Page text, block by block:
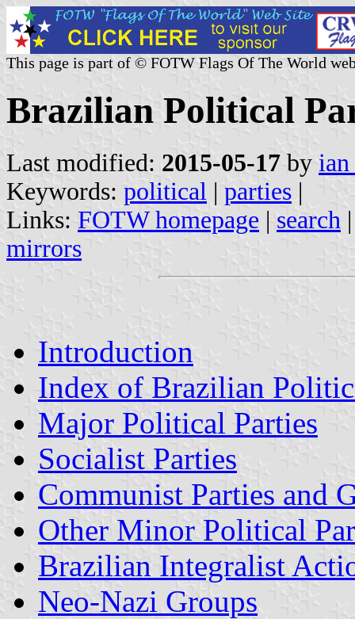
This page is part of © FOTW Flags Of The World
Brazilian Political
Last modified: 2015-05-17 by
Keywords: political | parties |
Links: FOTW homepage | search
mirrors
Introduction
Index of Brazilian
Major Political Parties
Socialist Parties
Communist Parties and
Other Minor Political
Brazilian Integralist
Neo-Nazi Groups